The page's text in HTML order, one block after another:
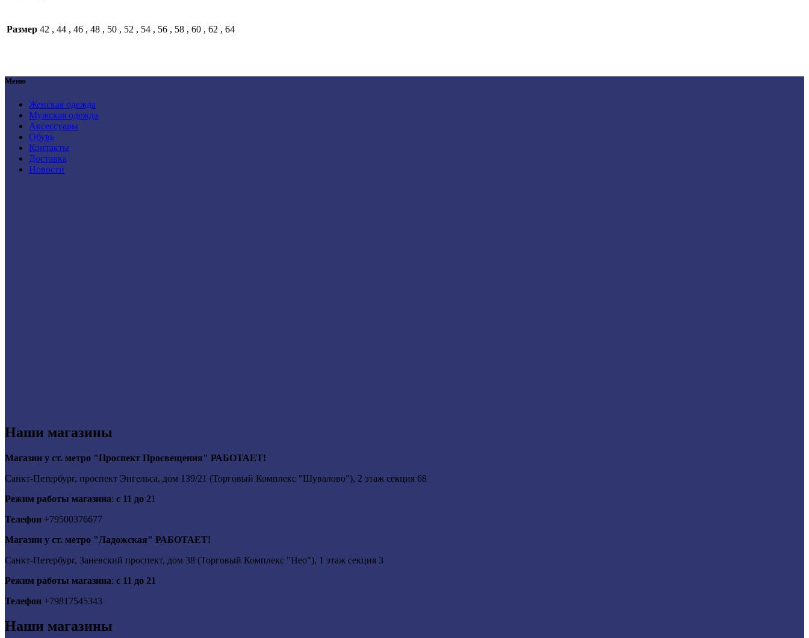
Размер 42 , 44 , 46 , 48 , 50 , 52 , 54 , 56 , 58 , 60 , 62 , 64
Меню
Женская одежда
Мужская одежда
Аксессуары
Обувь
Контакты
Доставка
Новости
Наши магазины
Магазин у ст. метро "Проспект Просвещения" РАБОТАЕТ!
Санкт-Петербург, проспект Энгельса, дом 139/21 (Торговый Комплекс "Шувалово"), 2 этаж секция 68
Режим работы магазина: с 11 до 21
Телефон +79500376677
Магазин у ст. метро "Ладожская" РАБОТАЕТ!
Санкт-Петербург, Заневский проспект, дом 38 (Торговый Комплекс "Нео"), 1 этаж секция 3
Режим работы магазина: с 11 до 21
Телефон +79817545343
Наши магазины